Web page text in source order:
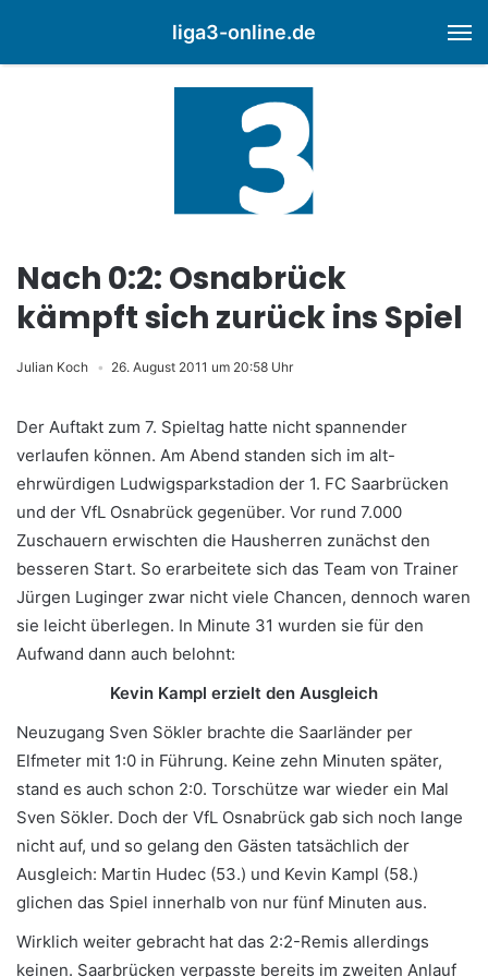
liga3-online.de
Nach 0:2: Osnabrück
kämpft sich zurück ins Spiel
Julian Koch 26. August 2011 um 20:58 Uhr
Der Auftakt zum 7. Spieltag hatte nicht spannender
verlaufen können. Am Abend standen sich im alt-
ehrwürdigen Ludwigsparkstadion der 1. FC Saarbrücken
und der VfL Osnabrück gegenüber. Vor rund 7.000
Zuschauern erwischten die Hausherren zunächst den
besseren Start. So erarbeitete sich das Team von Trainer
Jürgen Luginger zwar nicht viele Chancen, dennoch waren
sie leicht überlegen. In Minute 31 wurden sie für den
Aufwand dann auch belohnt:
Kevin Kampl erzielt den Ausgleich
Neuzugang Sven Sökler brachte die Saarländer per
Elfmeter mit 1:0 in Führung. Keine zehn Minuten später,
stand es auch schon 2:0. Torschütze war wieder ein Mal
Sven Sökler. Doch der VfL Osnabrück gab sich noch lange
nicht auf, und so gelang den Gästen tatsächlich der
Ausgleich: Martin Hudec (53.) und Kevin Kampl (58.)
glichen das Spiel innerhalb von nur fünf Minuten aus.
Wirklich weiter gebracht hat das 2:2-Remis allerdings
keinen. Saarbrücken verpasste bereits im zweiten Anlauf